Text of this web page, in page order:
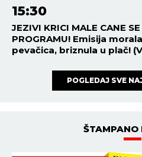
15:30
JEZIVI KRICI MALE CANE
PROGRAMU! Emisija
pevačica, briznula u plač!
POGLEDAJ SVE
ŠTAMPANO